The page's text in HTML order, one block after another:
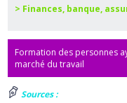
> Finances, banque,
Formation des personnes
marché du travail
Sources :